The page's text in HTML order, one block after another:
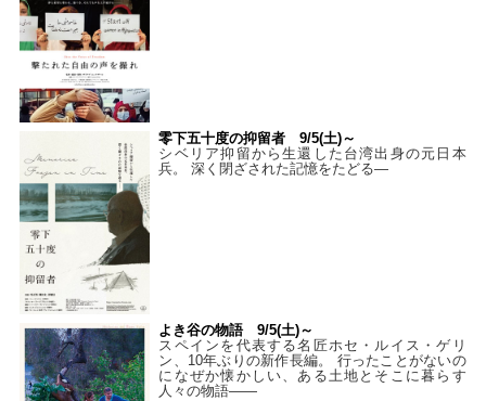
零下五十度の抑留者 9/5(土)～
シベリア抑留から生還した台湾出身の元日本
兵。 深く閉ざされた記憶をたどる—
よき谷の物語 9/5(土)～
スペインを代表する名匠ホセ・ルイス・ゲリ
ン、10年ぶりの新作長編。 行ったことがないの
になぜか懐かしい、ある土地とそこに暮らす
人々の物語――